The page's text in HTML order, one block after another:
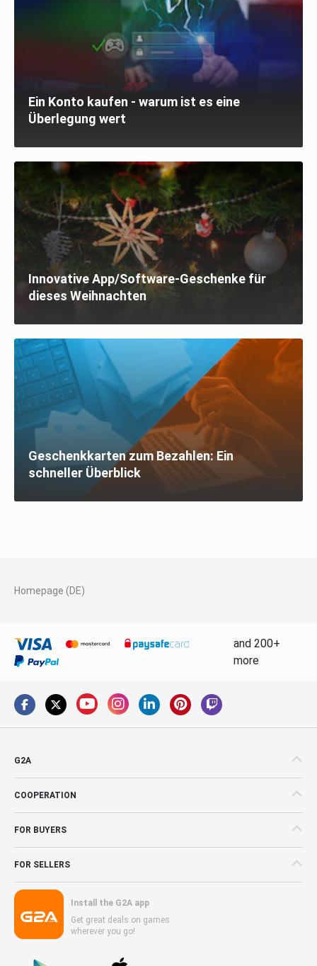
Ein Konto kaufen - warum ist es eine
Überlegung wert
Innovative App/Software-Geschenke für
dieses Weihnachten
Geschenkkarten zum Bezahlen: Ein
schneller Überblick
Homepage (DE)
and 200+
more
G2A
COOPERATION
FOR BUYERS
FOR SELLERS
Install the G2A app
Get great deals on games
wherever you go!